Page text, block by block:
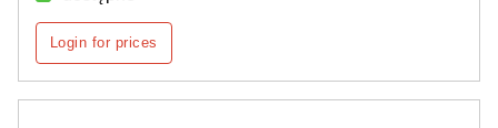
Login for prices